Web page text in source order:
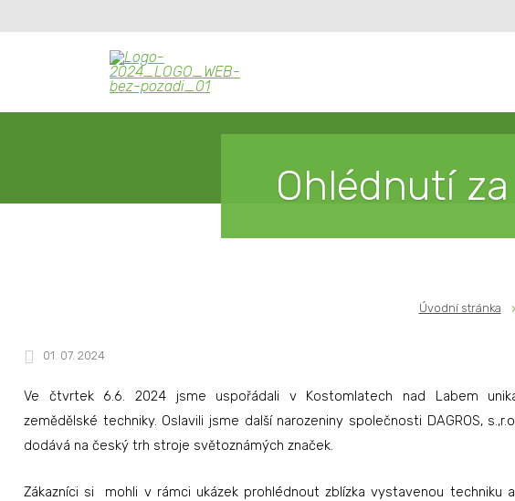
Ohlédnutí
Úvodní stránka
01. 07. 2024
Ve čtvrtek 6.6. 2024 jsme uspořádali v Kostomlatech nad Labem
zemědělské techniky. Oslavili jsme další narozeniny společnosti DAGROS,
dodává na český trh stroje světoznámých značek.
Zákazníci si mohli v rámci ukázek prohlédnout zblízka vystavenou techniku